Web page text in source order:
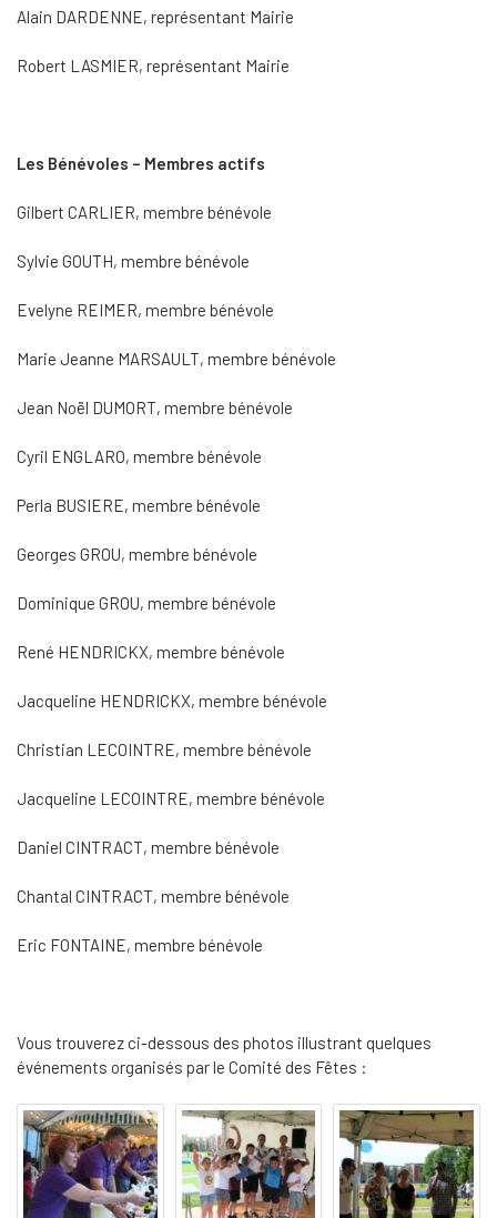
Alain DARDENNE, représentant Mairie
Robert LASMIER, représentant Mairie
Les Bénévoles – Membres actifs
Gilbert CARLIER, membre bénévole
Sylvie GOUTH, membre bénévole
Evelyne REIMER, membre bénévole
Marie Jeanne MARSAULT, membre bénévole
Jean Noël DUMORT, membre bénévole
Cyril ENGLARO, membre bénévole
Perla BUSIERE, membre bénévole
Georges GROU, membre bénévole
Dominique GROU, membre bénévole
René HENDRICKX, membre bénévole
Jacqueline HENDRICKX, membre bénévole
Christian LECOINTRE, membre bénévole
Jacqueline LECOINTRE, membre bénévole
Daniel CINTRACT, membre bénévole
Chantal CINTRACT, membre bénévole
Eric FONTAINE, membre bénévole
Vous trouverez ci-dessous des photos illustrant quelques
événements organisés par le Comité des Fêtes :